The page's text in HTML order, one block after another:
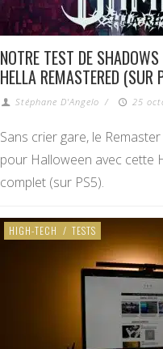
NOTRE TEST DE
HELLA REMASTERED (SUR
Stéphane D'Angelo / 25
Sans crier gare, le
pour Halloween avec cette
complet (sur PS5).
HIGH-TECH / TESTS